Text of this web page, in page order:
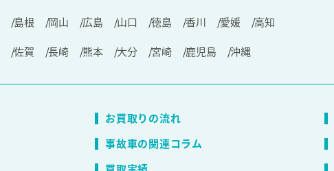
島根 岡山 広島 山口 徳島 香川 愛媛 高知
佐賀 長崎 熊本 大分 宮崎 鹿児島 沖縄
お買取りの流れ
事故車の関連コラム